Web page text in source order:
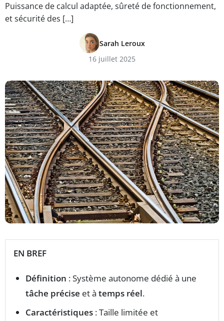
Puissance de calcul adaptée, sûreté de fonctionnement,
et sécurité des […]
Sarah Leroux
16 juillet 2025
EN BREF
Définition : Système autonome dédié à une
tâche précise et à temps réel.
Caractéristiques : Taille limitée et